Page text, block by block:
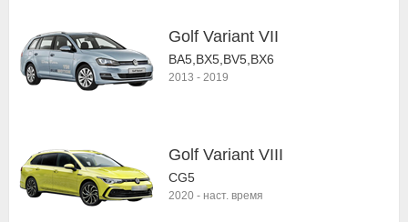
Golf Variant VII
BA5,BX5,BV5,BX6
2013 - 2019
Golf Variant VIII
CG5
2020 - наст. время